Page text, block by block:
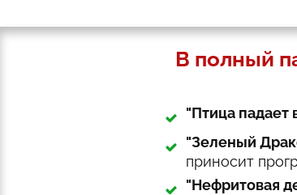
В полный
"Птица падает
"Зеленый
приносит
"Нефритовая